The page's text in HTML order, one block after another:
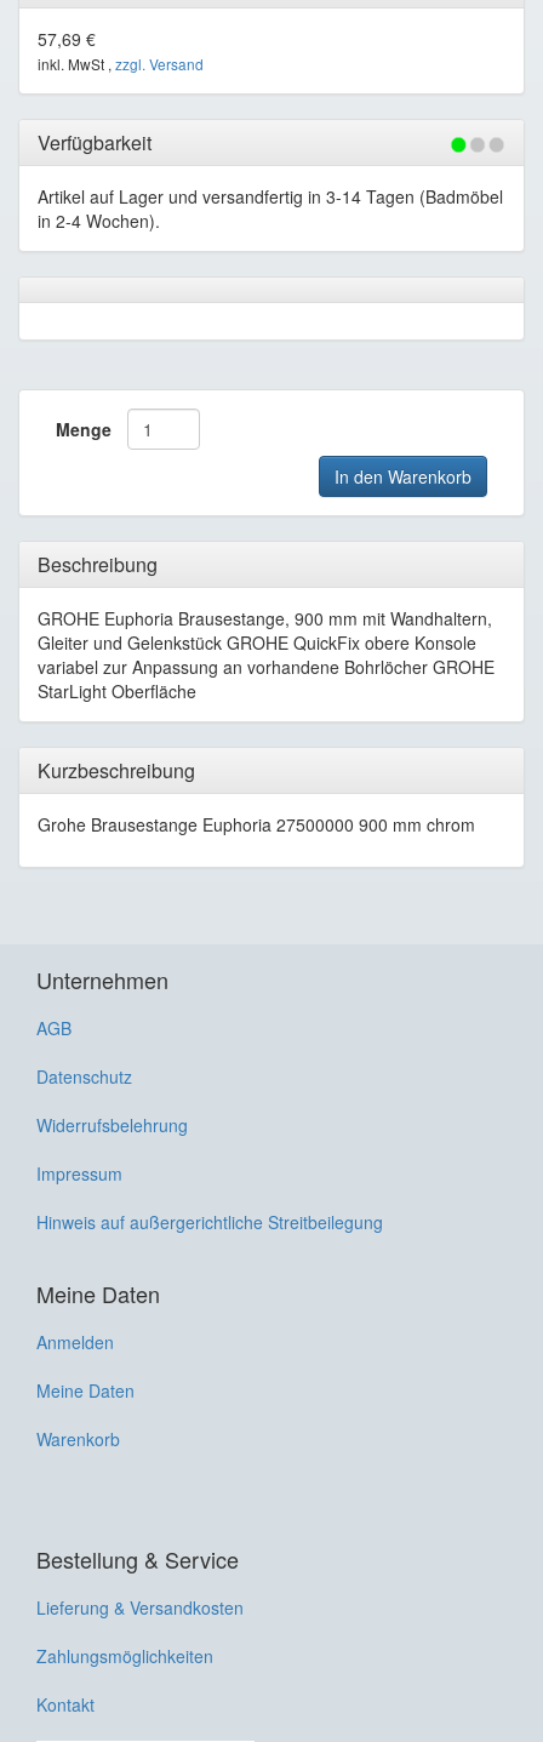
57,69 €
inkl. MwSt , zzgl. Versand
Verfügbarkeit
Artikel auf Lager und versandfertig in 3-14 Tagen (Badmöbel
in 2-4 Wochen).
Menge
In den Warenkorb
Beschreibung
GROHE Euphoria Brausestange, 900 mm mit Wandhaltern,
Gleiter und Gelenkstück GROHE QuickFix obere Konsole
variabel zur Anpassung an vorhandene Bohrlöcher GROHE
StarLight Oberfläche
Kurzbeschreibung
Grohe Brausestange Euphoria 27500000 900 mm chrom
Unternehmen
AGB
Datenschutz
Widerrufsbelehrung
Impressum
Hinweis auf außergerichtliche Streitbeilegung
Meine Daten
Anmelden
Meine Daten
Warenkorb
Bestellung & Service
Lieferung & Versandkosten
Zahlungsmöglichkeiten
Kontakt